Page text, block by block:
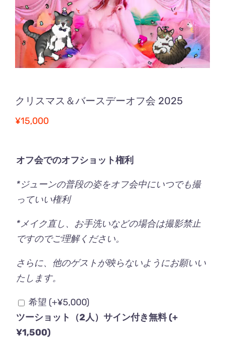
クリスマス＆バースデーオフ会 2025
¥15,000
オフ会でのオフショット権利
*ジューンの普段の姿をオフ会中にいつでも撮
っていい権利
*メイク直し、お手洗いなどの場合は撮影禁止
ですのでご理解ください。
さらに、他のゲストが映らないようにお願いい
たします。
希望 (+¥5,000)
ツーショット（2人）サイン付き無料(+
¥1,500)